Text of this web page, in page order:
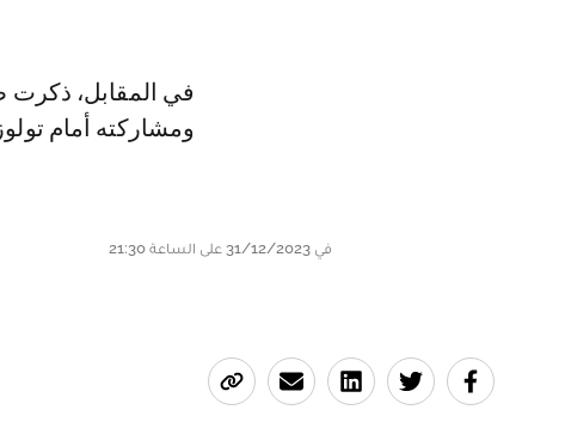
في المقابل، ذكرت
ومشاركته أمام تولوز
في 31/12/2023 على الساعة 21:30